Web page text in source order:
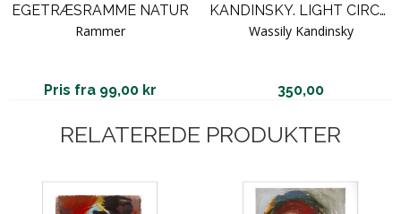
EGETRÆSRAMME NATUR
Rammer
Pris fra 99,00 kr
KANDINSKY. LIGHT CIRCLE
Wassily Kandinsky
350,00
RELATEREDE PRODUKTER